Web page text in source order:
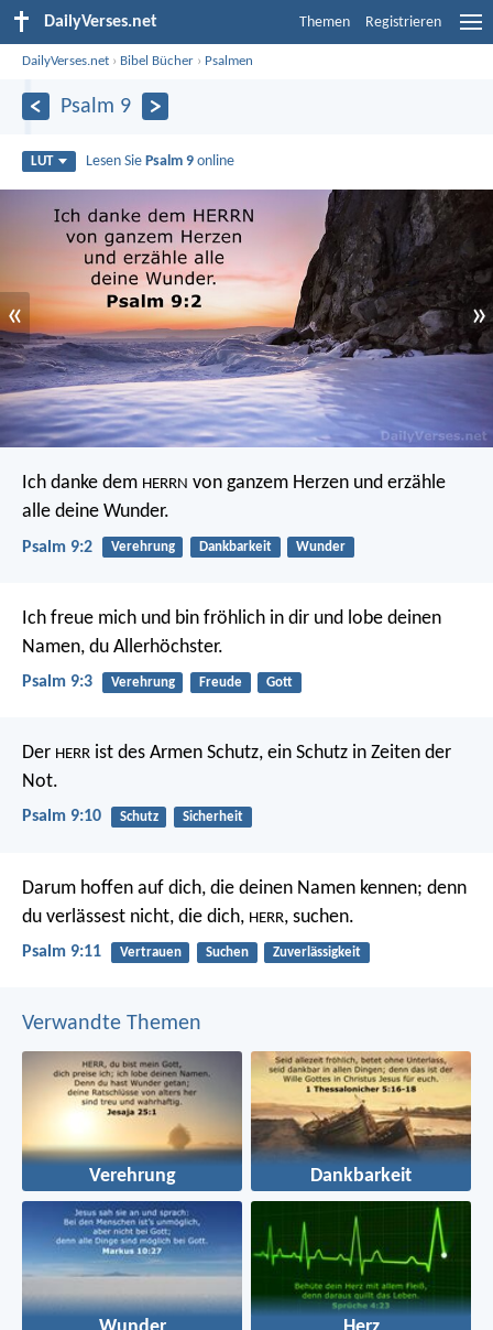
DailyVerses.net Themen Registrieren
DailyVerses.net › Bibel Bücher › Psalmen
Psalm 9
LUT Lesen Sie Psalm 9 online
« »
Ich danke dem HERRN von ganzem Herzen und erzähle
alle deine Wunder.
Psalm 9:2 Verehrung Dankbarkeit Wunder
Ich freue mich und bin fröhlich in dir und lobe deinen
Namen, du Allerhöchster.
Psalm 9:3 Verehrung Freude Gott
Der HERR ist des Armen Schutz, ein Schutz in Zeiten der
Not.
Psalm 9:10 Schutz Sicherheit
Darum hoffen auf dich, die deinen Namen kennen; denn
du verlässest nicht, die dich, HERR, suchen.
Psalm 9:11 Vertrauen Suchen Zuverlässigkeit
Verwandte Themen
Verehrung Dankbarkeit